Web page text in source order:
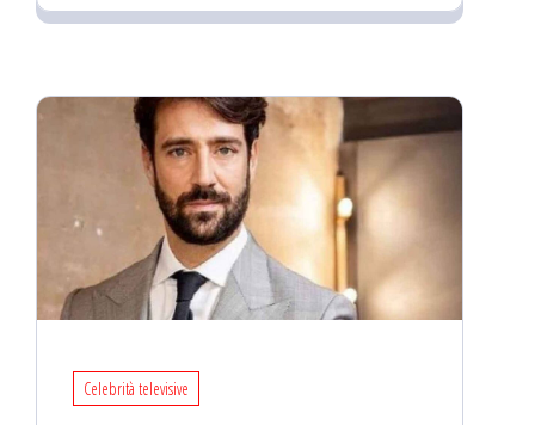
Celebrità televisive